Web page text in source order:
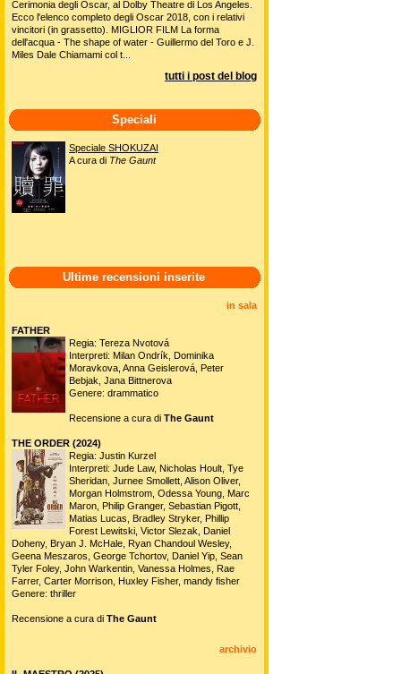
Cerimonia degli Oscar, al Dolby Theatre di Los Angeles.
Ecco l'elenco completo degli Oscar 2018, con i relativi
vincitori (in grassetto). MIGLIOR FILM La forma
dell'acqua - The shape of water - Guillermo del Toro e J.
Miles Dale Chiamami col t...
tutti i post del blog
Speciali
Speciale SHOKUZAI
A cura di The Gaunt
Ultime recensioni inserite
in sala
FATHER
Regia: Tereza Nvotová
Interpreti: Milan Ondrík, Dominika
Moravkova, Anna Geislerová, Peter
Bebjak, Jana Bittnerova
Genere: drammatico
Recensione a cura di The Gaunt
THE ORDER (2024)
Regia: Justin Kurzel
Interpreti: Jude Law, Nicholas Hoult, Tye
Sheridan, Jurnee Smollett, Alison Oliver,
Morgan Holmstrom, Odessa Young, Marc
Maron, Philip Granger, Sebastian Pigott,
Matias Lucas, Bradley Stryker, Phillip
Forest Lewitski, Victor Slezak, Daniel
Doheny, Bryan J. McHale, Ryan Chandoul Wesley,
Geena Meszaros, George Tchortov, Daniel Yip, Sean
Tyler Foley, John Warkentin, Vanessa Holmes, Rae
Farrer, Carter Morrison, Huxley Fisher, mandy fisher
Genere: thriller
Recensione a cura di The Gaunt
archivio